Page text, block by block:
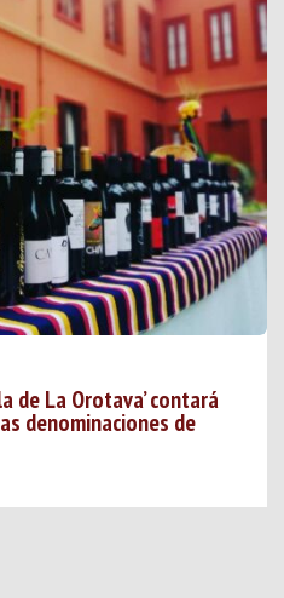
de La Orotava’ contará
denominaciones de